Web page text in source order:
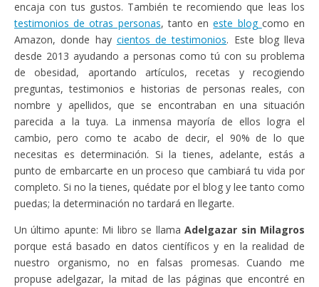
encaja con tus gustos. También te recomiendo que leas los
testimonios de otras personas, tanto eneste blog como en
Amazon, donde hay cientos de testimonios. Este blog lleva
desde 2013 ayudando a personas como tú con su problema
de obesidad, aportando artículos, recetas y recogiendo
preguntas, testimonios e historias de personas reales, con
nombre y apellidos, que se encontraban en una situación
parecida a la tuya. La inmensa mayoría de ellos logra el
cambio, pero como te acabo de decir, el 90% de lo que
necesitas es determinación. Si la tienes, adelante, estás a
punto de embarcarte en un proceso que cambiará tu vida por
completo. Si no la tienes, quédate por el blog y lee tanto como
puedas; la determinación no tardará en llegarte.
Un último apunte: Mi libro se llamaAdelgazar sin Milagros
porque está basado en datos científicos y en la realidad de
nuestro organismo, no en falsas promesas. Cuando me
propuse adelgazar, la mitad de las páginas que encontré en